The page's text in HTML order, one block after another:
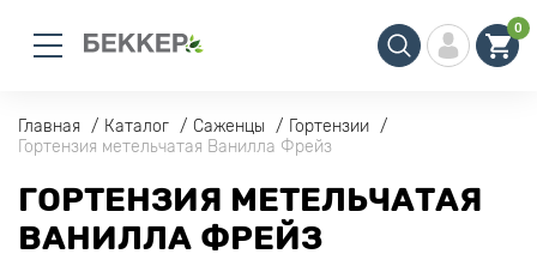
0
Главная Каталог Саженцы
Гортензии
Гортензия метельчатая Ванилла Фрейз
ГОРТЕНЗИЯ МЕТЕЛЬЧАТАЯ
ВАНИЛЛА ФРЕЙЗ